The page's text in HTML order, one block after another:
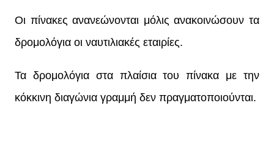
Οι πίνακες ανανεώνονται μόλις ανακοινώσουν τα
δρομολόγια οι ναυτιλιακές εταιρίες.
Τα δρομολόγια στα πλαίσια του πίνακα με την
κόκκινη διαγώνια γραμμή δεν πραγματοποιούνται.